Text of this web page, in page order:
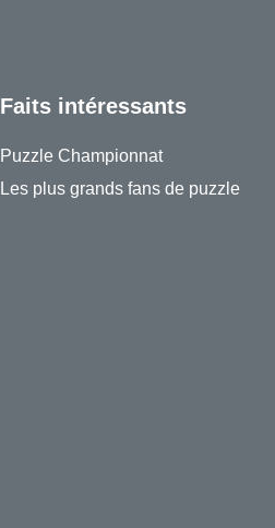
Faits intéressants
Puzzle Championnat
Les plus grands fans de puzzle